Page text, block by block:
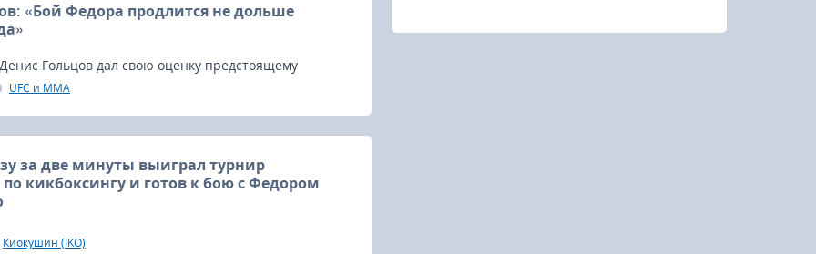
«Бой Федора продлится не дольше
Гольцов дал свою оценку предстоящему
в мире единоборств - бою Федора Емельяненко
UFC и MMA
за две минуты выиграл турнир
по кикбоксингу и готов к бою с Федором
Кенго Шимизу, выступающий в настоящее время по
Киокушин (IKO)